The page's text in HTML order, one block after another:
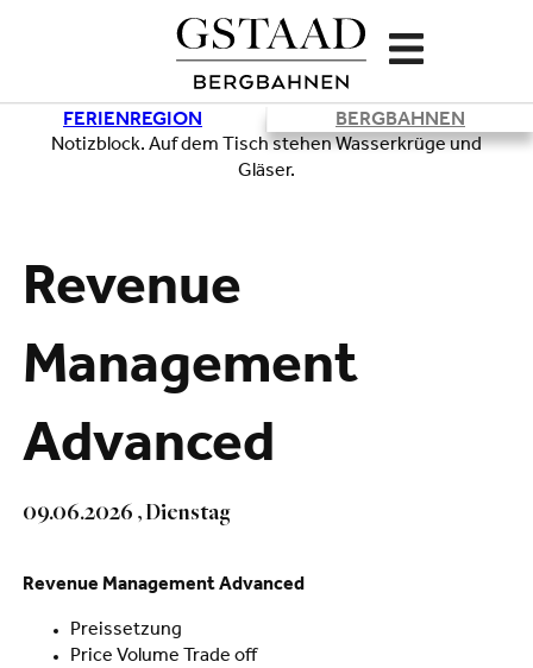
FERIENREGION BERGBAHNEN
Revenue
Management
Advanced
09.06.2026 , Dienstag
Revenue Management Advanced
Preissetzung
Price Volume Trade off